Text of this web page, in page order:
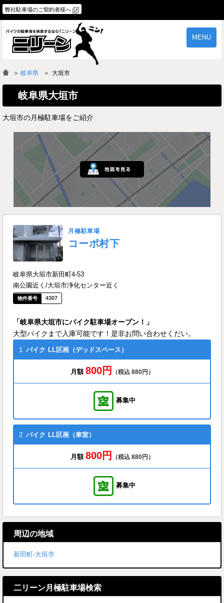
弊社駐車場のご契約者様へ
MENU
物件一覧
よくあるご質問
＞ 岐阜県 大垣市
岐阜県大垣市
大垣市の月極駐車場をご紹介
月極駐車場
コーポ村下
岐阜県大垣市新田町4-53
南公園近く/大垣市浄化センター近く
4307
「岐阜県大垣市にバイク駐車場オープン！」
大型バイクまで入庫可能です！是非お問い合わせくだい。
1 バイク LL区画（デッドスペース）
月額 800円 （税込 880円）
募集中
2 バイク LL区画（車室）
月額 800円 （税込 880円）
募集中
周辺の地域
新田町-大垣市
二リーン月極駐車場検索